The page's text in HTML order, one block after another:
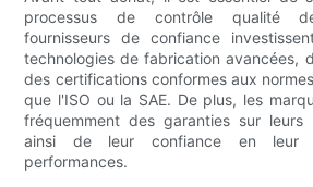
processus de contrôle qualité
fournisseurs de confiance
technologies de fabrication avancées,
des certifications conformes aux
que l'ISO ou la SAE. De plus, les
fréquemment des garanties sur leurs
ainsi de leur confiance en leur
performances.